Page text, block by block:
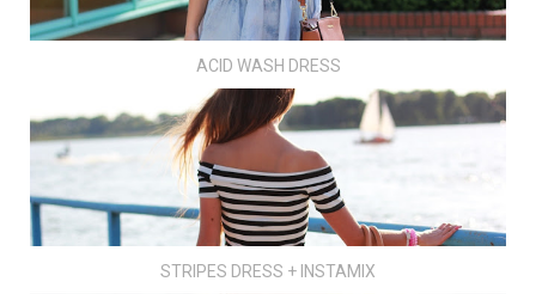
ACID WASH DRESS
STRIPES DRESS + INSTAMIX